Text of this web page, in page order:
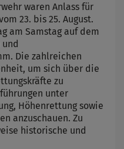
waren Anlass für
23. bis 25. August.
am Samstag auf dem
Die zahlreichen
um sich über die
zu
unter
Höhenrettung sowie
anzuschauen. Zu
historische und